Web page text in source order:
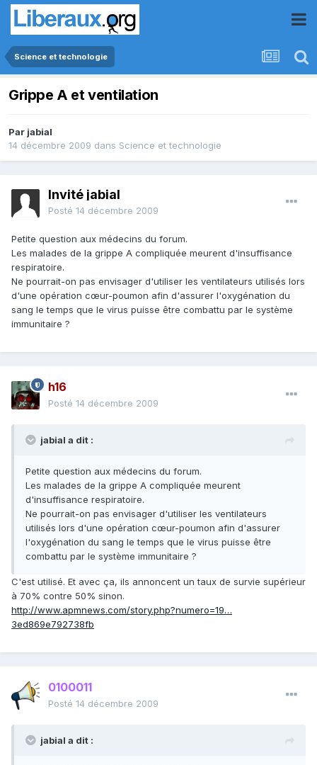
Science et technologie
Grippe A et ventilation
Par jabial
14 décembre 2009 dans Science et technologie
Invité jabial
Posté 14 décembre 2009
Petite question aux médecins du forum.
Les malades de la grippe A compliquée meurent d'insuffisance
respiratoire.
Ne pourrait-on pas envisager d'utiliser les ventilateurs utilisés lors
d'une opération cœur-poumon afin d'assurer l'oxygénation du
sang le temps que le virus puisse être combattu par le système
immunitaire ?
h16
Posté 14 décembre 2009
jabial a dit :
Petite question aux médecins du forum.
Les malades de la grippe A compliquée meurent
d'insuffisance respiratoire.
Ne pourrait-on pas envisager d'utiliser les ventilateurs
utilisés lors d'une opération cœur-poumon afin d'assurer
l'oxygénation du sang le temps que le virus puisse être
combattu par le système immunitaire ?
C'est utilisé. Et avec ça, ils annoncent un taux de survie supérieur
à 70% contre 50% sinon.
http://www.apmnews.com/story.php?numero=19…
3ed869e792738fb
0100011
Posté 14 décembre 2009
jabial a dit :